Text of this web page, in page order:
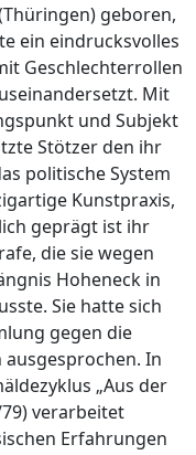
geboren,
ein eindrucksvolles
Geschlechterrollen
Mit
und Subjekt
Stötzer den ihr
politische System
Kunstpraxis,
geprägt ist ihr
die sie wegen
Hoheneck in
Sie hatte sich
gegen die
In
„Aus der
verarbeitet
Erfahrungen